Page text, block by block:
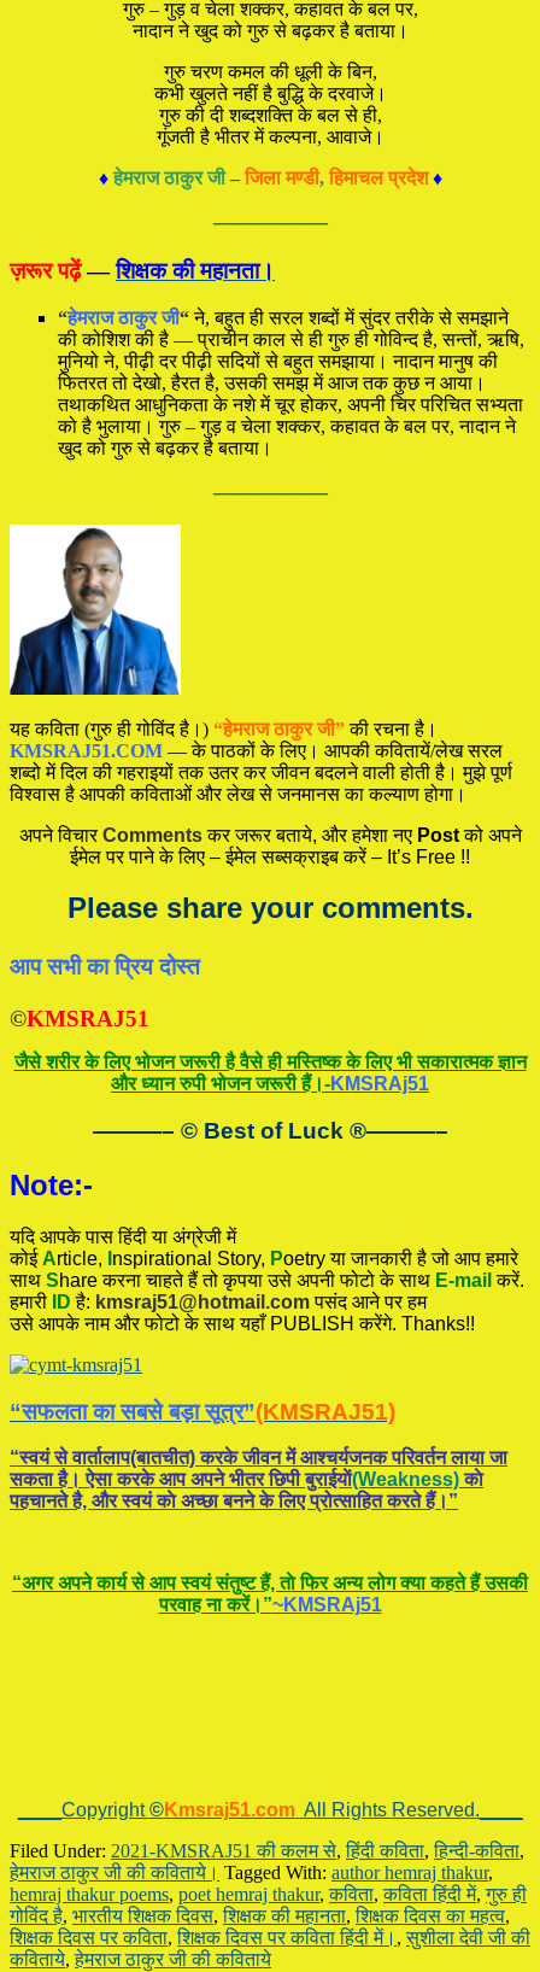
गुरु – गुड़ व चेला शक्कर, कहावत के बल पर,
नादान ने खुद को गुरु से बढ़कर है बताया।
गुरु चरण कमल की धूली के बिन,
कभी खुलते नहीं है बुद्धि के दरवाजे।
गुरु की दी शब्दशक्ति के बल से ही,
गूंजती है भीतर में कल्पना, आवाजे।
♦ हेमराज ठाकुर जी–जिला मण्डी,हिमाचल प्रदेश ♦
—————
ज़रूर पढ़ें—शिक्षक की महानता।
“हेमराज ठाकुर जी“ने, बहुत ही सरल शब्दों में सुंदर तरीके से समझाने
की कोशिश की है — प्राचीन काल से ही गुरु ही गोविन्द है, सन्तों, ऋषि,
मुनियो ने, पीढ़ी दर पीढ़ी सदियों से बहुत समझाया। नादान मानुष की
फितरत तो देखो, हैरत है, उसकी समझ में आज तक कुछ न आया।
तथाकथित आधुनिकता के नशे में चूर होकर, अपनी चिर परिचित सभ्यता
को है भुलाया। गुरु – गुड़ व चेला शक्कर, कहावत के बल पर, नादान ने
खुद को गुरु से बढ़कर है बताया।
—————
यह कविता (गुरु ही गोविंद है।) “हेमराज ठाकुर जी”की रचना है।
KMSRAJ51.COM — के पाठकों के लिए। आपकी कवितायें/लेख सरल
शब्दो में दिल की गहराइयों तक उतर कर जीवन बदलने वाली होती है। मुझे पूर्ण
विश्वास है आपकी कविताओं और लेख से जनमानस का कल्याण होगा।
अपने विचारCommentsकर जरूर बताये, और हमेशा नए Postको अपने
ईमेल पर पाने के लिए – ईमेल सब्सक्राइब करें – It’s Free !!
Please share your comments.
आप सभी का प्रिय दोस्त
©KMSRAJ51
जैसे शरीर के लिए भोजन जरूरी है वैसे ही मस्तिष्क के लिए भी सकारात्मक ज्ञान
और ध्यान रुपी भोजन जरूरी हैं।-KMSRAj51
———– © Best of Luck ®———–
Note:-
यदि आपके पास हिंदी या अंग्रेजी में
कोईArticle, nspirational Story, Poetryया जानकारी है जो आप हमारे
साथ Share करना चाहते हैं तो कृपया उसे अपनी फोटो के साथ E-mail करें.
हमारी
IDहै: kmsraj51@hotmail.comपसंद आने पर हम
उसे आपके नाम और फोटो के साथ यहाँ PUBLISH करेंगे. Thanks!!
“सफलता का सबसे बड़ा सूत्र”(KMSRAJ51)
“स्वयं से वार्तालाप(बातचीत) करके जीवन में आश्चर्यजनक परिवर्तन लाया जा
सकता है। ऐसा करके आप अपने भीतर छिपी बुराईयाें(Weakness)काे
पहचानते है, और स्वयं काे अच्छा बनने के लिए प्रोत्साहित करते हैं।”
“अगर अपने कार्य से आप स्वयं संतुष्ट हैं, ताे फिर अन्य लोग क्या कहते हैं उसकी
परवाह ना करें।”~KMSRAj51
____Copyright©Kmsraj51.com All Rights Reserved.____
Filed Under: 2021-KMSRAJ51 की कलम से,हिंदी कविता,हिन्दी-कविता,
हेमराज ठाकुर जी की कविताये। Tagged With: author hemraj thakur,
hemraj thakur poems, poet hemraj thakur,कविता,कविता हिंदी में,गुरु ही
गोविंद है, भारतीय शिक्षक दिवस,शिक्षक की महानता,शिक्षक दिवस का महत्व,
शिक्षक दिवस पर कविता,शिक्षक दिवस पर कविता हिंदी में। ,सुशीला देवी जी की
कविताये,हेमराज ठाकुर जी की कविताये